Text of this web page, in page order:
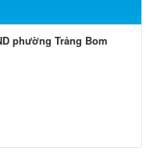
phường Trảng Bom